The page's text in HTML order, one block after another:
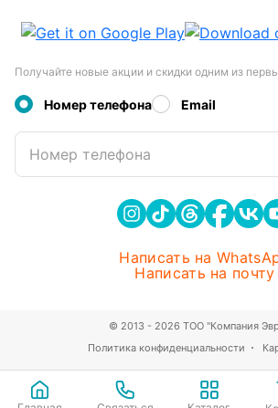
Получайте новые акции и скидки одним из
Номер телефона Email
Номер телефона
Написать на
Написать на почту
Политика конфиденциальности
© 2013 - 2026 ТОО "Компания